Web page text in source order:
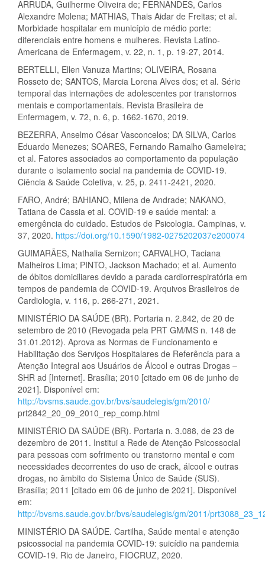
ARRUDA, Guilherme Oliveira de; FERNANDES, Carlos
Alexandre Molena; MATHIAS, Thais Aidar de Freitas; et al.
Morbidade hospitalar em município de médio porte:
diferenciais entre homens e mulheres. Revista Latino-
Americana de Enfermagem, v. 22, n. 1, p. 19-27, 2014.
BERTELLI, Ellen Vanuza Martins; OLIVEIRA, Rosana
Rosseto de; SANTOS, Marcia Lorena Alves dos; et al. Série
temporal das internações de adolescentes por transtornos
mentais e comportamentais. Revista Brasileira de
Enfermagem, v. 72, n. 6, p. 1662-1670, 2019.
BEZERRA, Anselmo César Vasconcelos; DA SILVA, Carlos
Eduardo Menezes; SOARES, Fernando Ramalho Gameleira;
et al. Fatores associados ao comportamento da população
durante o isolamento social na pandemia de COVID-19.
Ciência & Saúde Coletiva, v. 25, p. 2411-2421, 2020.
FARO, André; BAHIANO, Milena de Andrade; NAKANO,
Tatiana de Cassia et al. COVID-19 e saúde mental: a
emergência do cuidado. Estudos de Psicologia. Campinas, v.
37, 2020. https://doi.org/10.1590/1982-0275202037e200074
GUIMARÃES, Nathalia Sernizon; CARVALHO, Taciana
Malheiros Lima; PINTO, Jackson Machado; et al. Aumento
de óbitos domiciliares devido a parada cardiorrespiratória em
tempos de pandemia de COVID-19. Arquivos Brasileiros de
Cardiologia, v. 116, p. 266-271, 2021.
MINISTÉRIO DA SAÚDE (BR). Portaria n. 2.842, de 20 de
setembro de 2010 (Revogada pela PRT GM/MS n. 148 de
31.01.2012). Aprova as Normas de Funcionamento e
Habilitação dos Serviços Hospitalares de Referência para a
Atenção Integral aos Usuários de Álcool e outras Drogas –
SHR ad [Internet]. Brasília; 2010 [citado em 06 de junho de
2021]. Disponível em:
http://bvsms.saude.gov.br/bvs/saudelegis/gm/2010/
prt2842_20_09_2010_rep_comp.html
MINISTÉRIO DA SAÚDE (BR). Portaria n. 3.088, de 23 de
dezembro de 2011. Institui a Rede de Atenção Psicossocial
para pessoas com sofrimento ou transtorno mental e com
necessidades decorrentes do uso de crack, álcool e outras
drogas, no âmbito do Sistema Único de Saúde (SUS).
Brasília; 2011 [citado em 06 de junho de 2021]. Disponível
em:
http://bvsms.saude.gov.br/bvs/saudelegis/gm/2011/
MINISTÉRIO DA SAÚDE. Cartilha, Saúde mental e atenção
psicossocial na pandemia COVID-19: suicídio na pandemia
COVID-19. Rio de Janeiro, FIOCRUZ, 2020.